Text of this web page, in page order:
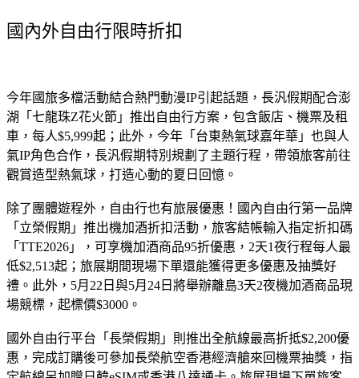
國內外自由行限時折扣
今年國旅多檔活動結合熱門動漫IP引起話題，長汎假期配合澎
湖「七龍珠Z花火節」推出自由行方案，包含飯店、機票及租
車，每人$5,999起；此外，今年「台東熱氣球嘉年華」也與人
氣IP角色合作，長汎假期特別規劃了主題行程，帶領旅客前往
觀賞造型熱氣球，打造心動的夏日回憶。
除了團體遊程外，自由行也有旅展優惠！國內自由行第一品牌
「立榮假期」推出機加酒折扣活動，旅客結帳輸入指定折扣碼
「TTE2026」，可享機加酒商品95折優惠，2天1夜行程每人最
低$2,513起；旅展期間現場下單還能獲得更多優惠及抽獎好
禮。此外，5月22日與5月24日將舉辦離島3天2夜機加酒商品現
場競標，起標價$3000。
國外自由行平台「長榮假期」則推出全航線最高折抵$2,200優
惠，完成訂購後可參加長榮航空香港經濟艙來回機票抽獎，指